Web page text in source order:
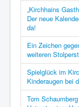
„Kirchhains
Der neue
da!
Ein Zeichen
weiteren
Spielglück im
Kinderaugen bei
Tom